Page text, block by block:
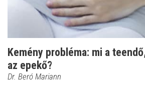
Kemény probléma: mi a
az epekő?
Dr. Beró Mariann